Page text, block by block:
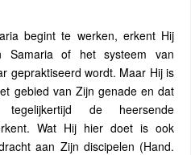
begint te werken, erkent Hij
of het systeem van
gepraktiseerd wordt. Maar Hij is
gebied van Zijn genade en dat
de heersende
Wat Hij hier doet is ook
aan Zijn discipelen (Hand.